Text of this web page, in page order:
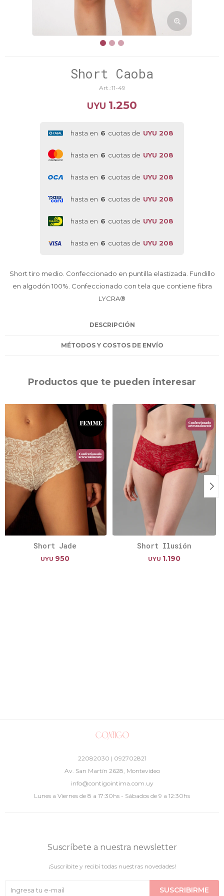
Short Caoba
11-49
UYU 1.250
hasta en 6 cuotas de UYU 208
hasta en 6 cuotas de UYU 208
hasta en 6 cuotas de UYU 208
hasta en 6 cuotas de UYU 208
hasta en 6 cuotas de UYU 208
hasta en 6 cuotas de UYU 208
Short tiro medio. Confeccionado en puntilla elastizada. Fundillo
en algodón 100%. Confeccionado con tela que contiene fibra
LYCRA®
DESCRIPCIÓN
MÉTODOS Y COSTOS DE ENVÍO
Productos que te pueden interesar
Short Jade
UYU 950
Short Ilusión
UYU 1.190
22082030 | 092702821
Av. San Martín 2628, Montevideo
info@contigointima.com.uy
Lunes a Viernes de 8 a 17:30hs - Sábados de 9 a 12:30hs
Suscríbete a nuestra newsletter
¡Suscribite y recibí todas nuestras novedades!
SUSCRIBIRME